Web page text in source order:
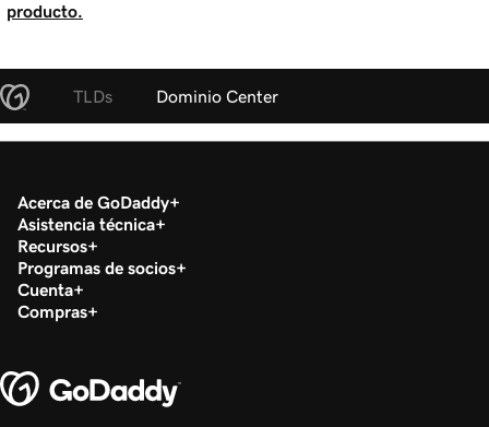
producto.
TLDs Dominio Center
Acerca de GoDaddy
Asistencia técnica
Recursos
Programas de socios
Cuenta
Compras